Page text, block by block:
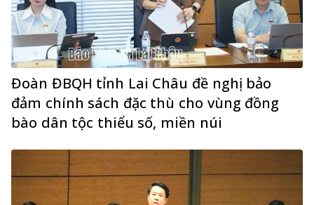
Đoàn ĐBQH tỉnh Lai Châu đề nghị bảo
đảm chính sách đặc thù cho vùng đồng
bào dân tộc thiểu số, miền núi